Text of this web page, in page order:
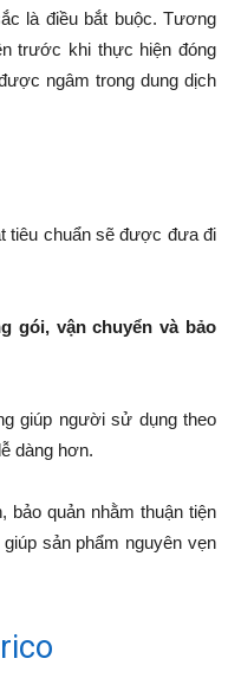
là điều bắt buộc. Tương
trước khi thực hiện đóng
ngâm trong dung dịch
tiêu chuẩn sẽ được đưa đi
gói, vận chuyển và bảo
giúp người sử dụng theo
dàng hơn.
bảo quản nhằm thuận tiện
sản phẩm nguyên vẹn